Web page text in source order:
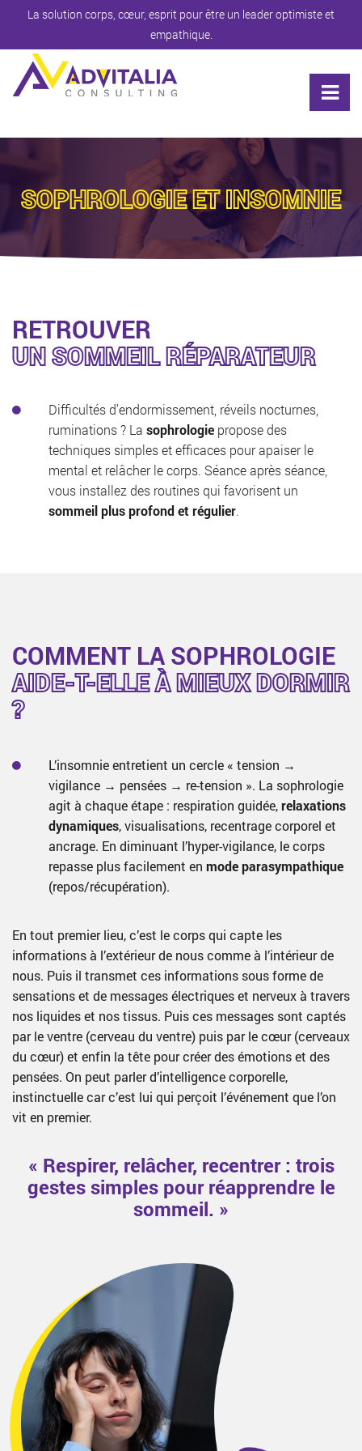
La solution corps, cœur, esprit pour être un leader optimiste et
empathique.
SOPHROLOGIE ET INSOMNIE
RETROUVER
UN SOMMEIL RÉPARATEUR
Difficultés d’endormissement, réveils nocturnes,
ruminations ? La sophrologie propose des
techniques simples et efficaces pour apaiser le
mental et relâcher le corps. Séance après séance,
vous installez des routines qui favorisent un
sommeil plus profond et régulier.
COMMENT LA SOPHROLOGIE
AIDE-T-ELLE À MIEUX DORMIR
?
L’insomnie entretient un cercle « tension →
vigilance → pensées → re-tension ». La sophrologie
agit à chaque étape : respiration guidée,relaxations
dynamiques, visualisations, recentrage corporel et
ancrage. En diminuant l’hyper-vigilance, le corps
repasse plus facilement en mode parasympathique
(repos/récupération).
En tout premier lieu, c’est le corps qui capte les
informations à l’extérieur de nous comme à l’intérieur de
nous. Puis il transmet ces informations sous forme de
sensations et de messages électriques et nerveux à travers
nos liquides et nos tissus. Puis ces messages sont captés
par le ventre (cerveau du ventre) puis par le cœur (cerveaux
du cœur) et enfin la tête pour créer des émotions et des
pensées. On peut parler d’intelligence corporelle,
instinctuelle car c’est lui qui perçoit l’événement que l’on
vit en premier.
« Respirer, relâcher, recentrer : trois
gestes simples pour réapprendre le
sommeil. »